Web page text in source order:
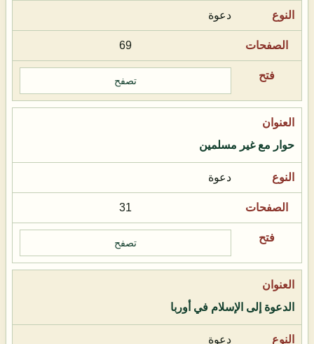
دعوة
69
تصفح
حوار مع غير مسلمين
دعوة
31
تصفح
الدعوة إلى الإسلام في أوربا
دعوة